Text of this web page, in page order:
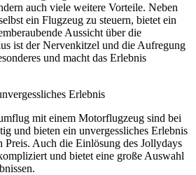
auch viele weitere Vorteile. Neben
ein Flugzeug zu steuern, bietet ein
Aussicht über die
ist der Nervenkitzel und die Aufregung
und macht das Erlebnis
Erlebnis
mit einem Motorflugzeug sind bei
und bieten ein unvergessliches Erlebnis
Preis. Auch die Einlösung des Jollydays
und bietet eine große Auswahl